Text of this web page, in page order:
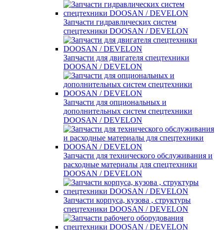
Запчасти гидравлических систем
спецтехники DOOSAN / DEVELON
Запчасти для двигателя спецтехники
DOOSAN / DEVELON
Запчасти для опциональных и
дополнительных систем спецтехники
DOOSAN / DEVELON
Запчасти для технического обслуживания и
расходные материалы для спецтехники
DOOSAN / DEVELON
Запчасти корпуса, кузова , структуры
спецтехники DOOSAN / DEVELON